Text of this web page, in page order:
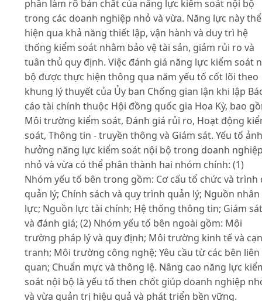
phần làm rõ bản chất của năng lực kiểm soát nội bộ
trong các doanh nghiệp nhỏ và vừa. Năng lực này thể
hiện qua khả năng thiết lập, vận hành và duy trì hệ
thống kiểm soát nhằm bảo vệ tài sản, giảm rủi ro và
tuân thủ quy định. Việc đánh giá năng lực kiểm soát
bộ được thực hiện thông qua năm yếu tố cốt lõi theo
khung lý thuyết của Ủy ban Chống gian lận khi lập
cáo tài chính thuộc Hội đồng quốc gia Hoa Kỳ, bao
Môi trường kiểm soát, Đánh giá rủi ro, Hoạt động
soát, Thông tin - truyền thông và Giám sát. Yếu tố ảnh
hưởng năng lực kiểm soát nội bộ trong doanh
nhỏ và vừa có thể phân thành hai nhóm chính: (1)
Nhóm yếu tố bên trong gồm: Cơ cấu tổ chức và trình
quản lý; Chính sách và quy trình quản lý; Nguồn nhân
lực; Nguồn lực tài chính; Hệ thống thông tin; Giám sát
và đánh giá; (2) Nhóm yếu tố bên ngoài gồm: Môi
trường pháp lý và quy định; Môi trường kinh tế và
tranh; Môi trường công nghệ; Yêu cầu từ các bên liên
quan; Chuẩn mực và thông lệ. Nâng cao năng lực
soát nội bộ là yếu tố then chốt giúp doanh nghiệp
và vừa quản trị hiệu quả và phát triển bền vững.